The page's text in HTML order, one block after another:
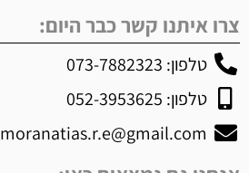
צרו איתנו קשר כבר היום:
טלפון: 073-7882323
טלפון: 052-3953625
moranatias.r.e@gmail.com